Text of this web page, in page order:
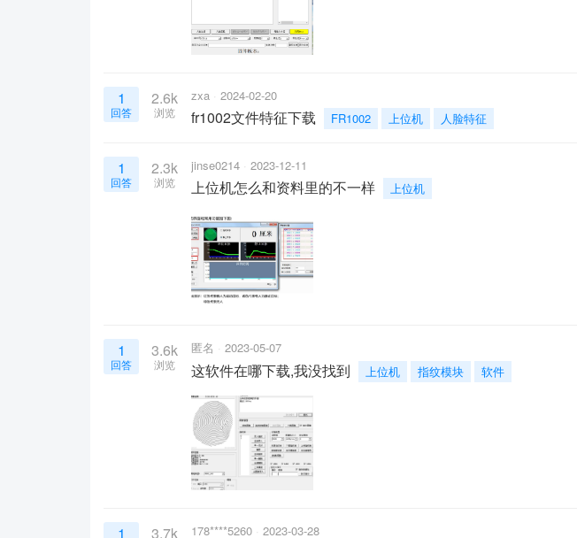
1
回答
2.6k
浏览
zxa 2024-02-20
fr1002文件特征下载 FR1002 上位机 人脸特征
1
回答
2.3k
浏览
jinse0214 2023-12-11
上位机怎么和资料里的不一样 上位机
1
回答
3.6k
浏览
匿名 2023-05-07
这软件在哪下载,我没找到 上位机 指纹模块 软件
1 3.7k 178****5260 2023-03-28